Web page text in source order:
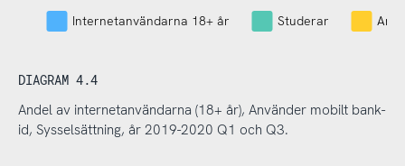
Internetanvändarna 18+ år Studerar
DIAGRAM 4.4
Andel av internetanvändarna (18+ år), Använder mobilt bank-
id, Sysselsättning, år 2019-2020 Q1 och Q3.